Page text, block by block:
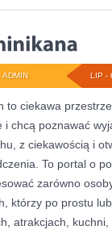
LIP -
ADMIN
to ciekawa
i chcą poznawać
z ciekawością i
To portal o
zarówno
którzy po prostu
atrakcjach,